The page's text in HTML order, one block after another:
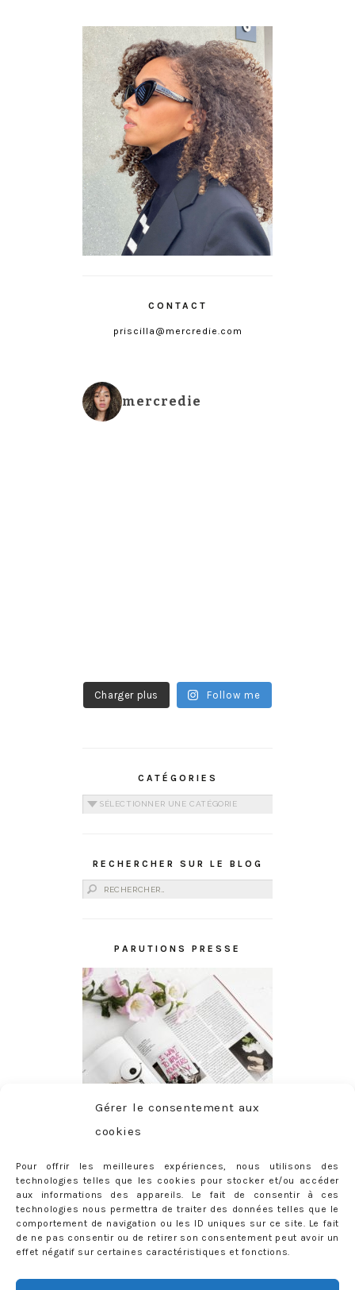
Gérer le consentement aux
cookies
Pour offrir les meilleures expériences, nous utilisons des
technologies telles que les cookies pour stocker et/ou accéder
aux informations des appareils. Le fait de consentir à ces
technologies nous permettra de traiter des données telles que le
comportement de navigation ou les ID uniques sur ce site. Le fait
de ne pas consentir ou de retirer son consentement peut avoir un
effet négatif sur certaines caractéristiques et fonctions.
CONTACT
priscilla@mercredie.com
mercredie
Charger plus Follow me
CATÉGORIES
Catégories
RECHERCHER SUR LE BLOG
Rechercher :
PARUTIONS PRESSE
ABONNEMENT
Adresse